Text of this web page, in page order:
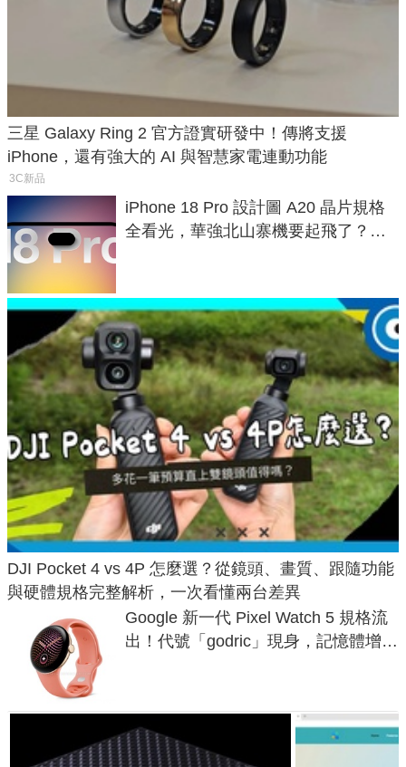
三星 Galaxy Ring 2 官方證實研發中！傳將支援
iPhone，還有強大的 AI 與智慧家電連動功能
3C新品
iPhone 18 Pro 設計圖 A20 晶片規格
全看光，華強北山寨機要起飛了？專
DJI Pocket 4 vs 4P 怎麼選？從鏡頭、畫質、跟隨功能
與硬體規格完整解析，一次看懂兩台差異
Google 新一代 Pixel Watch 5 規格流
出！代號「godric」現身，記憶體增強